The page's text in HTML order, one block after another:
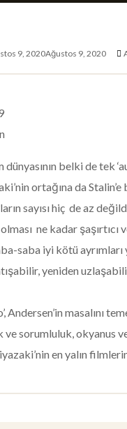
9, 2020Ağustos 9, 2020
dünyasının belki de tek
ortağına da
sayısı hiç de az
ne kadar şaşırtıcı
saba iyi kötü
yeniden
Andersen’in
ve sorumluluk, okyanus
en yalın